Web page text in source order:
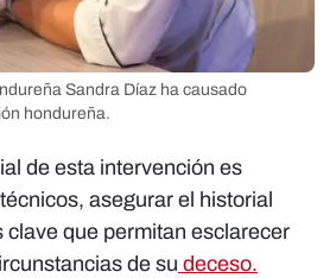
Sandra Díaz ha causado
hondureña.
de esta intervención es
asegurar el historial
clave que permitan esclarecer
de su deceso.